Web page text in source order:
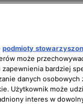
podmioty
może
bardziej
danych osobowych
Użytkownik może
interes w